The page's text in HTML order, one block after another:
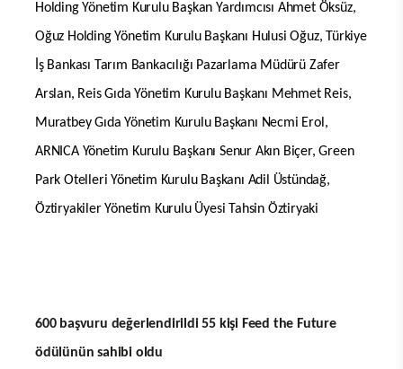
Holding Yönetim Kurulu Başkan Yardımcısı Ahmet Öksüz,
Oğuz Holding Yönetim Kurulu Başkanı Hulusi Oğuz, Türkiye
İş Bankası Tarım Bankacılığı Pazarlama Müdürü Zafer
Arslan, Reis Gıda Yönetim Kurulu Başkanı Mehmet Reis,
Muratbey Gıda Yönetim Kurulu Başkanı Necmi Erol,
ARNICA Yönetim Kurulu Başkanı Senur Akın Biçer, Green
Park Otelleri Yönetim Kurulu Başkanı Adil Üstündağ,
Öztiryakiler Yönetim Kurulu Üyesi Tahsin Öztiryaki
600 başvuru değerlendirildi 55 kişi Feed the Future
ödülünün sahibi oldu